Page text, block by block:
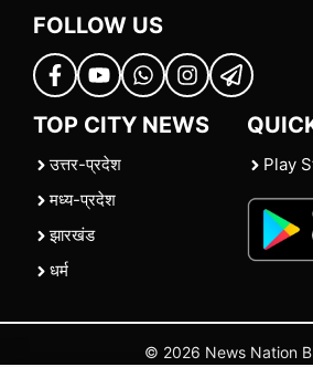
FOLLOW US
TOP CITY NEWS
उत्तर-प्रदेश
मध्य-प्रदेश
झारखंड
धर्म
Play
© 2026 News Nation